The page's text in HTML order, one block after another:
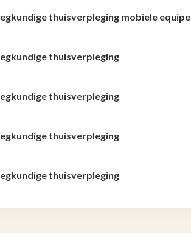
thuisverpleging mobiele equipe
thuisverpleging
thuisverpleging
thuisverpleging
thuisverpleging